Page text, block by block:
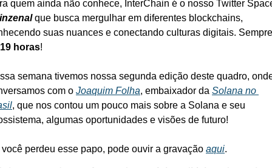
que busca mergulhar em diferentes blockchains,
suas nuances e conectando culturas digitais. Sempre
19 horas!
semana tivemos nossa segunda edição deste quadro,
com o Joaquim Folha, embaixador da Solana no
, que nos contou um pouco mais sobre a Solana e seu
algumas oportunidades e visões de futuro!
perdeu esse papo, pode ouvir a gravação aqui.